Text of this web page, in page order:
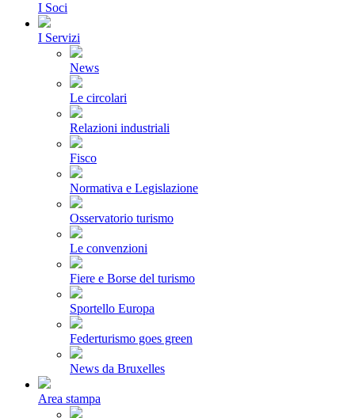
I Soci
I Servizi
News
Le circolari
Relazioni industriali
Fisco
Normativa e Legislazione
Osservatorio turismo
Le convenzioni
Fiere e Borse del turismo
Sportello Europa
Federturismo goes green
News da Bruxelles
Area stampa